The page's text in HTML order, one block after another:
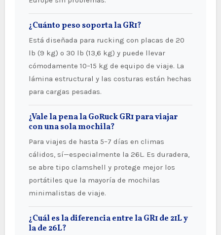
¿Cuánto peso soporta la GR1?
Está diseñada para rucking con placas de 20
lb (9 kg) o 30 lb (13,6 kg) y puede llevar
cómodamente 10–15 kg de equipo de viaje. La
lámina estructural y las costuras están hechas
para cargas pesadas.
¿Vale la pena la GoRuck GR1 para viajar
con una sola mochila?
Para viajes de hasta 5–7 días en climas
cálidos, sí—especialmente la 26L. Es duradera,
se abre tipo clamshell y protege mejor los
portátiles que la mayoría de mochilas
minimalistas de viaje.
¿Cuál es la diferencia entre la GR1 de 21L y
la de 26L?